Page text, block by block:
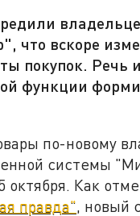
что вскоре
покупок. Речь
функции
по-новому
системы
октября. Как
правда", новый